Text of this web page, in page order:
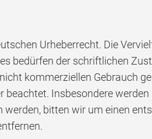
Urheberrecht. Die
bedürfen der schriftlichen
kommerziellen Gebrauch
beachtet. Insbesondere
bitten wir um einen